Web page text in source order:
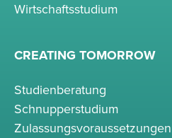
Wirtschaftsstudium
CREATING TOMORROW
Studienberatung
Schnupperstudium
Zulassungsvoraussetzungen